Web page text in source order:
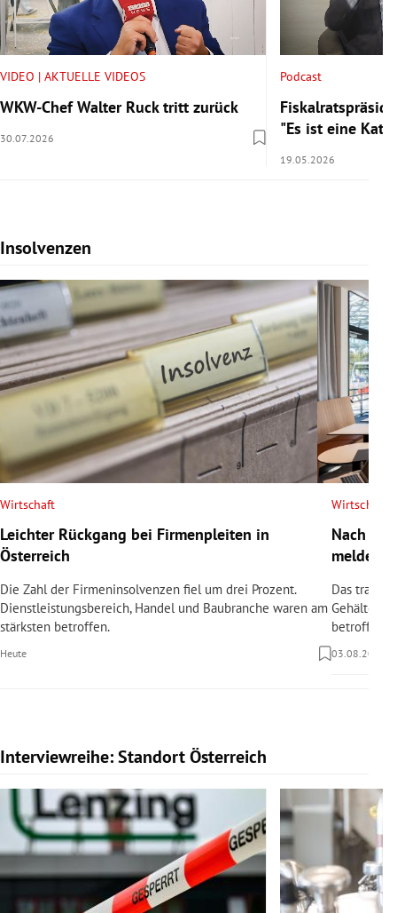
VIDEO | AKTUELLE VIDEOS
WKW-Chef Walter Ruck tritt zurück
30.07.2026
Podcast
"Es ist eine
19.05.2026
Insolvenzen
Slide 1 von 7
Wirtschaft
Leichter Rückgang bei Firmenpleiten in
Österreich
Die Zahl der Firmeninsolvenzen fiel um drei Prozent.
Dienstleistungsbereich, Handel und Baubranche waren am
stärksten betroffen.
Heute
Wirtschaft
Nach
meldet
Das
Gehälter
betroffen.
03.08.2026
Interviewreihe: Standort Österreich
Slide 1 von 20